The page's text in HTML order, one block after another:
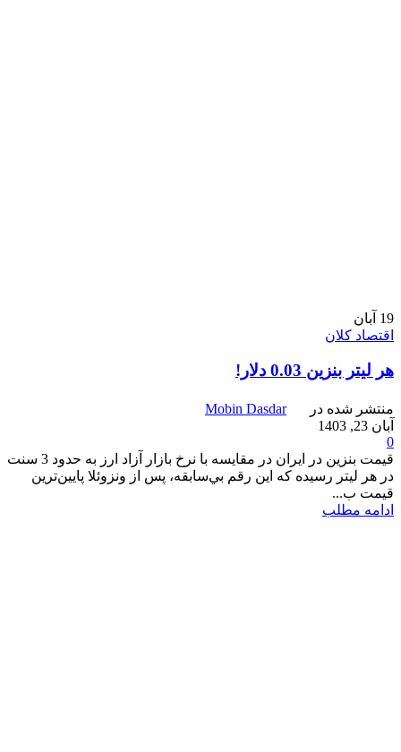
19 آبان
اقتصاد کلان
هر لیتر بنزین 0.03 دلار!
منتشر شده در
Mobin Dasdar
آبان 23, 1403
0
قيمت بنزين در ايران در مقايسه با نرخ بازار آزاد ارز به حدود 3 سنت
در هر ليتر رسيده كه اين رقم بي‌سابقه، پس از ونزوئلا پايين‌ترين
قيمت ب...
ادامه مطلب